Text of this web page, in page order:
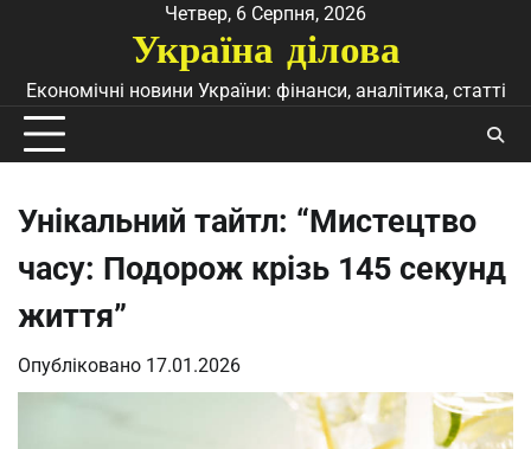
Четвер, 6 Серпня, 2026
Україна ділова
Економічні новини України: фінанси, аналітика, статті
Унікальний тайтл: “Мистецтво
часу: Подорож крізь 145 секунд
життя”
Опубліковано 17.01.2026